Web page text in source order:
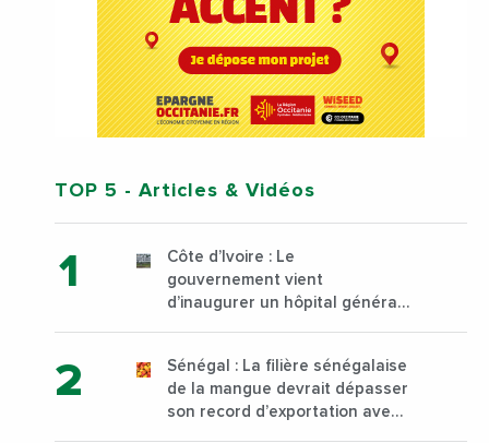
TOP 5 - Articles & Vidéos
Côte d’Ivoire : Le
gouvernement vient
d’inaugurer un hôpital général
Sénégal : La filière sénégalaise
de la mangue devrait dépasser
son record d’exportation avec